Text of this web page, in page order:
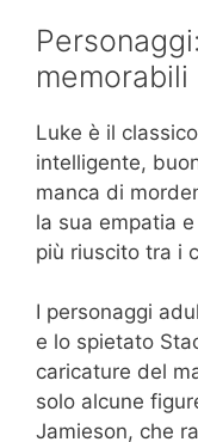
memorabili
Luke è il
intelligente,
manca di
la sua empatia
più riuscito tra i
I personaggi
e lo spietato
caricature del
solo alcune
Jamieson, che